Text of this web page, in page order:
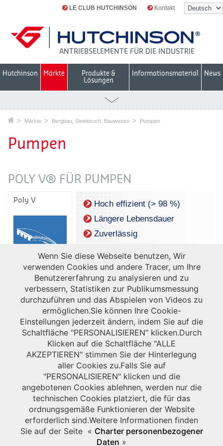
LE CLUB HUTCHINSON Kontakt
ANTRIEBSELEMENTE FÜR DIE INDUSTRIE
Hutchinson Märkte
Produkte &
Lösungen
Informationsmaterial News
Märkte Bergbau, Steinbruch, Bauwesen Pumpen
Pumpen
POLY V® FÜR PUMPEN
Poly V
Hoch effizient (> 98 %)
Längere Lebensdauer
Zuverlässig
Wenn Sie diese Webseite benutzen, Wir
verwenden Cookies und andere Tracer, um Ihre
Benutzererfahrung zu analysieren und zu
verbessern, Statistiken zur Publikumsmessung
durchzuführen und das Abspielen von Videos zu
ermöglichen.Sie können Ihre Cookie-
Einstellungen jederzeit ändern, indem Sie auf die
Schaltfläche "PERSONALISIEREN" klicken.Durch
Klicken auf die Schaltfläche "ALLE
AKZEPTIEREN" stimmen Sie der Hinterlegung
aller Cookies zu.Falls Sie auf
"PERSONALISIEREN" klicken und die
angebotenen Cookies ablehnen, werden nur die
technischen Cookies platziert, die für das
ordnungsgemäße Funktionieren der Website
erforderlich sind.Weitere Informationen finden
Sie auf der Seite « Charter personenbezogener
Daten »